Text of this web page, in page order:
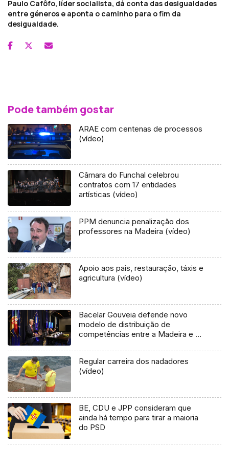
Paulo Cafôfo, líder socialista, dá conta das desigualdades
entre géneros e aponta o caminho para o fim da
desigualdade.
Pode também gostar
ARAE com centenas de processos
(vídeo)
Câmara do Funchal celebrou
contratos com 17 entidades
artísticas (vídeo)
PPM denuncia penalização dos
professores na Madeira (vídeo)
Apoio aos pais, restauração, táxis e
agricultura (vídeo)
Bacelar Gouveia defende novo
modelo de distribuição de
competências entre a Madeira e o
Regular carreira dos nadadores
(vídeo)
BE, CDU e JPP consideram que
ainda há tempo para tirar a maioria
do PSD